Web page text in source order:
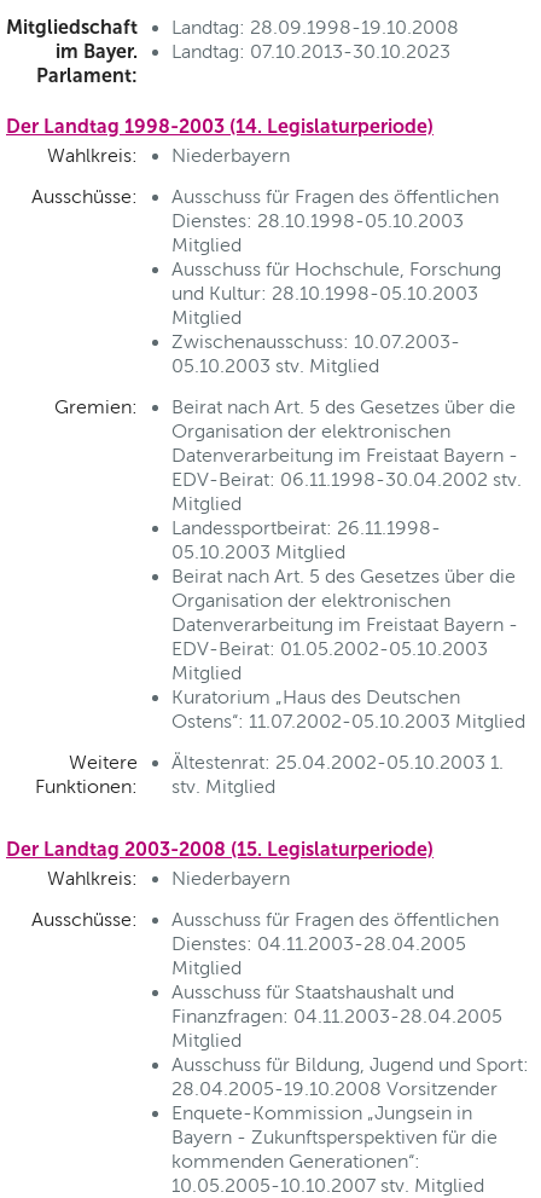
Mitgliedschaft
im Bayer.
Parlament:
Landtag: 28.09.1998-19.10.2008
Landtag: 07.10.2013-30.10.2023
Der Landtag 1998-2003 (14. Legislaturperiode)
Wahlkreis:
Niederbayern
Ausschüsse:
Ausschuss für Fragen des öffentlichen
Dienstes: 28.10.1998-05.10.2003
Mitglied
Ausschuss für Hochschule, Forschung
und Kultur: 28.10.1998-05.10.2003
Mitglied
Zwischenausschuss: 10.07.2003-
05.10.2003 stv. Mitglied
Gremien:
Beirat nach Art. 5 des Gesetzes über die
Organisation der elektronischen
Datenverarbeitung im Freistaat Bayern -
EDV-Beirat: 06.11.1998-30.04.2002 stv.
Mitglied
Landessportbeirat: 26.11.1998-
05.10.2003 Mitglied
Beirat nach Art. 5 des Gesetzes über die
Organisation der elektronischen
Datenverarbeitung im Freistaat Bayern -
EDV-Beirat: 01.05.2002-05.10.2003
Mitglied
Kuratorium „Haus des Deutschen
Ostens“: 11.07.2002-05.10.2003 Mitglied
Weitere
Funktionen:
Ältestenrat: 25.04.2002-05.10.2003 1.
stv. Mitglied
Der Landtag 2003-2008 (15. Legislaturperiode)
Wahlkreis:
Niederbayern
Ausschüsse:
Ausschuss für Fragen des öffentlichen
Dienstes: 04.11.2003-28.04.2005
Mitglied
Ausschuss für Staatshaushalt und
Finanzfragen: 04.11.2003-28.04.2005
Mitglied
Ausschuss für Bildung, Jugend und Sport:
28.04.2005-19.10.2008 Vorsitzender
Enquete-Kommission „Jungsein in
Bayern - Zukunftsperspektiven für die
kommenden Generationen“:
10.05.2005-10.10.2007 stv. Mitglied